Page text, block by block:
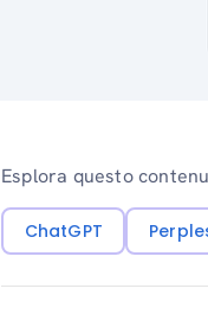
Esplora questo
ChatGPT